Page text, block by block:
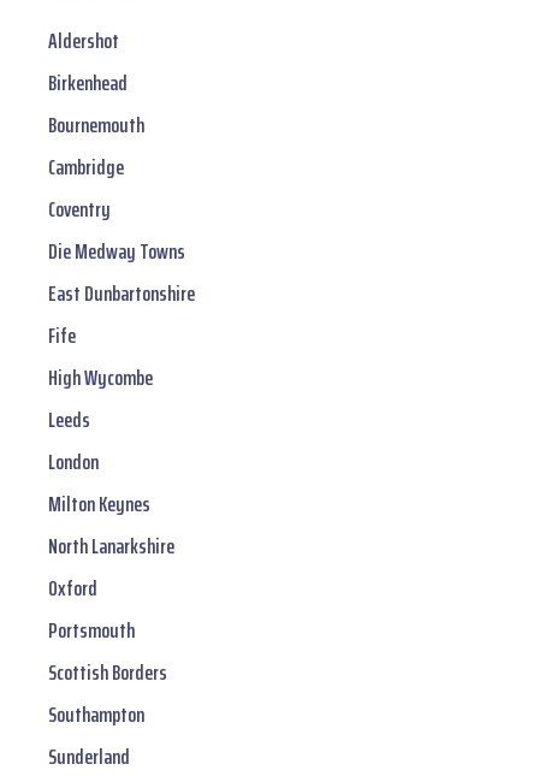
Aldershot
Birkenhead
Bournemouth
Cambridge
Coventry
Die Medway Towns
East Dunbartonshire
Fife
High Wycombe
Leeds
London
Milton Keynes
North Lanarkshire
Oxford
Portsmouth
Scottish Borders
Southampton
Sunderland